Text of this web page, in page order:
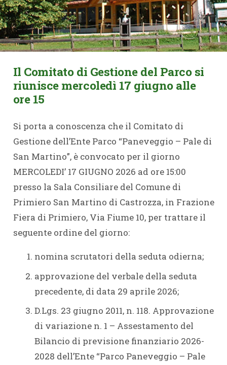
Il Comitato di Gestione del Parco si
riunisce mercoledì 17 giugno alle
ore 15
Si porta a conoscenza che il Comitato di
Gestione dell’Ente Parco “Paneveggio – Pale di
San Martino”, è convocato per il giorno
MERCOLEDI’ 17 GIUGNO 2026 ad ore 15:00
presso la Sala Consiliare del Comune di
Primiero San Martino di Castrozza, in Frazione
Fiera di Primiero, Via Fiume 10, per trattare il
seguente ordine del giorno:
nomina scrutatori della seduta odierna;
approvazione del verbale della seduta
precedente, di data 29 aprile 2026;
D.Lgs. 23 giugno 2011, n. 118. Approvazione
di variazione n. 1 – Assestamento del
Bilancio di previsione finanziario 2026-
2028 dell’Ente “Parco Paneveggio – Pale